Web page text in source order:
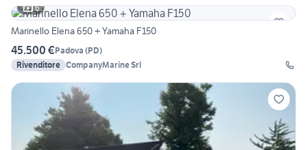
6
Marinello Elena 650 + Yamaha F150
45.500 €Padova (PD)
Rivenditore CompanyMarine Srl